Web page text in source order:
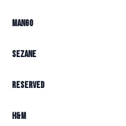
Mango
Sezane
Reserved
H&M